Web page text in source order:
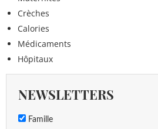
Crèches
Calories
Médicaments
Hôpitaux
NEWSLETTERS
Famille